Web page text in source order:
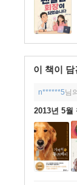
이 책이 담
n******5님
2013년 5월